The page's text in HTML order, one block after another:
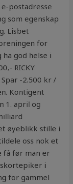
postadresse
som egenskap
Lisbet
for
god helse i
RICKY
Spar -2.500 kr /
Kontigent
1. april og
øyeblikk stille i
oss nok et
få før man er
i
for gammel